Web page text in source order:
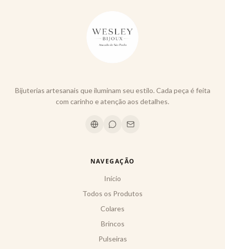
Bijuterias artesanais que iluminam seu estilo. Cada peça é feita
com carinho e atenção aos detalhes.
NAVEGAÇÃO
Início
Todos os Produtos
Colares
Brincos
Pulseiras